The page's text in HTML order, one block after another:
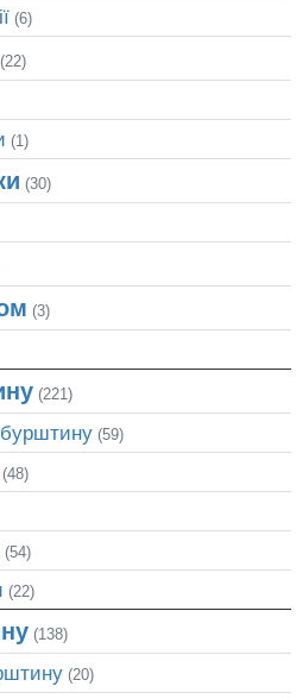
(6)
(22)
(1)
(30)
(3)
(221)
бурштину (59)
(48)
(54)
(22)
(138)
(20)